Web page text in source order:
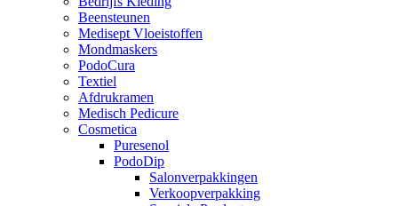
Beensteunen
Medisept Vloeistoffen
Mondmaskers
PodoCura
Textiel
Afdrukramen
Medisch Pedicure
Cosmetica
Puresenol
PodoDip
Salonverpakkingen
Verkoopverpakking